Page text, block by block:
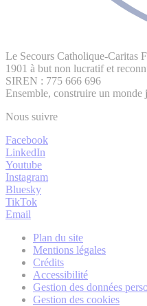
Le Secours Catholique-Caritas
1901 à but non lucratif et
SIREN : 775 666 696
Ensemble, construire un monde
Nous suivre
Facebook
LinkedIn
Youtube
Instagram
Bluesky
TikTok
Email
Plan du site
Mentions légales
Crédits
Accessibilité
Gestion des données
Gestion des cookies